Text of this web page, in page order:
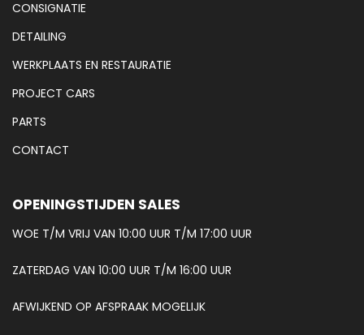
CONSIGNATIE
DETAILING
WERKPLAATS EN RESTAURATIE
PROJECT CARS
PARTS
CONTACT
OPENINGSTIJDEN SALES
WOE T/M VRIJ VAN 10:00 UUR T/M 17:00 UUR
ZATERDAG VAN 10:00 UUR T/M 16:00 UUR
AFWIJKEND OP AFSPRAAK MOGELIJK